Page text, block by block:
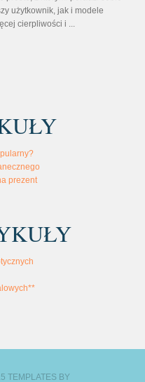
użytkownik, jak i modele
cierpliwości i ...
prezent
TEMPLATES BY